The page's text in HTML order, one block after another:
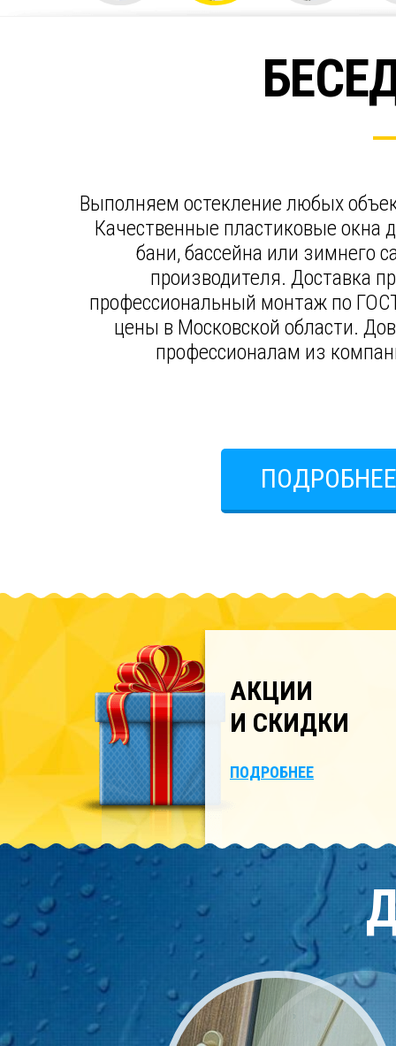
Выполняем остекление любых
Качественные пластиковые окна
бани, бассейна или зимнего
производителя. Доставка
профессиональный монтаж по
цены в Московской области.
профессионалам из
ПОДРОБНЕЕ
АКЦИИ
И СКИДКИ
ПОДРОБНЕЕ